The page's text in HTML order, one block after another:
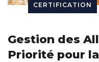
CERTIFICATION
Gestion des
Priorité pour